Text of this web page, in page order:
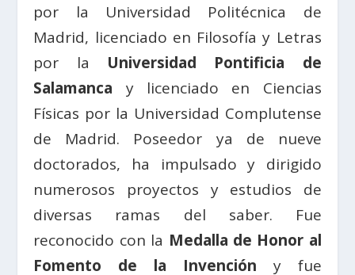
por la Universidad Politécnica de
Madrid, licenciado en Filosofía y Letras
por la Universidad Pontificia de
Salamanca y licenciado en Ciencias
Físicas por la Universidad Complutense
de Madrid. Poseedor ya de nueve
doctorados, ha impulsado y dirigido
numerosos proyectos y estudios de
diversas ramas del saber. Fue
reconocido con la Medalla de Honor al
Fomento de la Invención y fue